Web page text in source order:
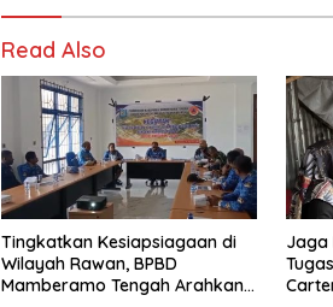
Read Also
Tingkatkan Kesiapsiagaan di
Wilayah Rawan, BPBD
Mamberamo Tengah Arahkan
Jaga